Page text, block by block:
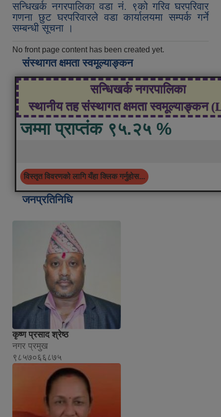
सन्धिखर्क नगरपालिका वडा नं. ९को गरिव घरपरिवार
गणना छुट घरपरिवारले वडा कार्यालयमा सम्पर्क गर्ने
सम्बन्धी सूचना ।
No front page content has been created yet.
संस्थागत क्षमता स्वमूल्याङ्कन
सन्धिखर्क नगरपालिका
स्थानीय तह संस्थागत क्षमता स्वमूल्याङ्कन
जम्मा प्राप्तंक ९५.२५ %
विस्तृत विवरणको लागि यँहा क्लिक गर्नुहोस...
जनप्रतिनिधि
कृष्ण प्रसाद श्रेष्ठ
नगर प्रमुख
९८५७०६६८७५